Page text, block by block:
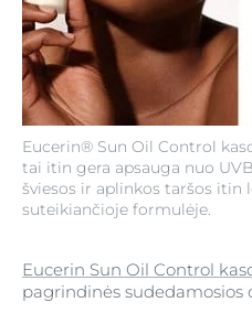
Eucerin® Sun Oil Control
tai itin gera apsauga nuo
šviesos ir aplinkos taršos itin
suteikiančioje formulėje.
Eucerin Sun Oil Control
pagrindinės sudedamosios